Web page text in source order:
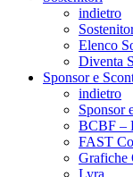
indietro
Elenco
Diventa
Sponsor e
indietro
Sponsor
BCBF –
FAST
Grafiche
Lyra